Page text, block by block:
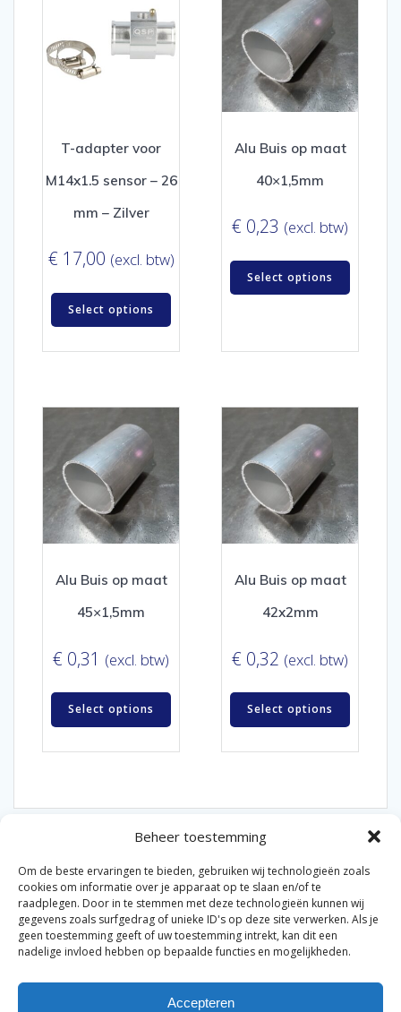
Beheer toestemming
Om de beste ervaringen te bieden, gebruiken wij technologieën zoals
cookies om informatie over je apparaat op te slaan en/of te
raadplegen. Door in te stemmen met deze technologieën kunnen wij
gegevens zoals surfgedrag of unieke ID's op deze site verwerken. Als je
geen toestemming geeft of uw toestemming intrekt, kan dit een
nadelige invloed hebben op bepaalde functies en mogelijkheden.
Accepteren
T-adapter voor
M14x1.5 sensor – 26
mm – Zilver
€ 17,00 (excl. btw)
Select options
Alu Buis op maat
40×1,5mm
€ 0,23 (excl. btw)
Select options
Alu Buis op maat
45×1,5mm
€ 0,31 (excl. btw)
Select options
Alu Buis op maat
42x2mm
€ 0,32 (excl. btw)
Select options
© 2026 Van der Bel Las en Radiateurenbedrijf.
Privacyverklaring|Cookiebeleid|Retourbeleid|